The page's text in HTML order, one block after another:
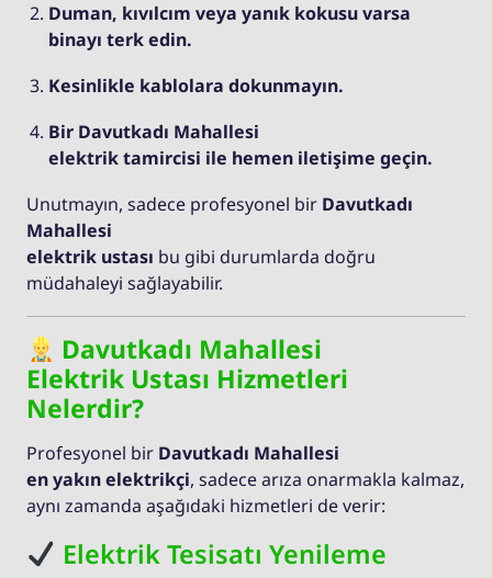
Duman, kıvılcım veya yanık kokusu varsa
binayı terk edin.
Kesinlikle kablolara dokunmayın.
Bir Davutkadı Mahallesi
elektrik tamircisi ile hemen iletişime geçin.
Unutmayın, sadece profesyonel bir Davutkadı
Mahallesi
elektrik ustası bu gibi durumlarda doğru
müdahaleyi sağlayabilir.
Davutkadı Mahallesi
Elektrik Ustası Hizmetleri
Nelerdir?
Profesyonel bir Davutkadı Mahallesi
en yakın elektrikçi, sadece arıza onarmakla kalmaz,
aynı zamanda aşağıdaki hizmetleri de verir:
Elektrik Tesisatı Yenileme